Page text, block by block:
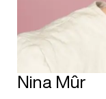
Nina Mûr